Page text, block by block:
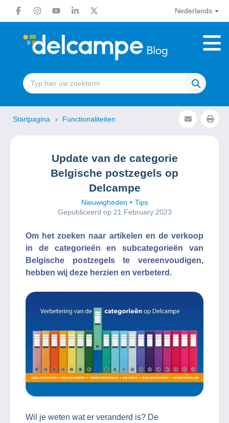
Nederlands
Startpagina Functionaliteiten
Update van de categorie
Belgische postzegels op
Delcampe
Nieuwigheden
Tips
Gepubliceerd op 21 February 2023
Om het zoeken naar artikelen en de verkoop
in de categorieën en subcategorieën van
Belgische postzegels te vereenvoudigen,
hebben wij deze herzien en verbeterd.
Wil je weten wat er veranderd is? De